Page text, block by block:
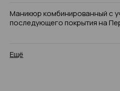
Маникюр комбинированный с
последующего покрытия на
Ещё